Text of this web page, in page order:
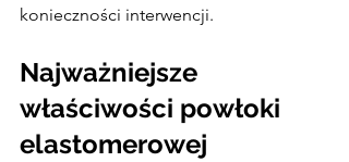
konieczności interwencji.
Najważniejsze
właściwości powłoki
elastomerowej